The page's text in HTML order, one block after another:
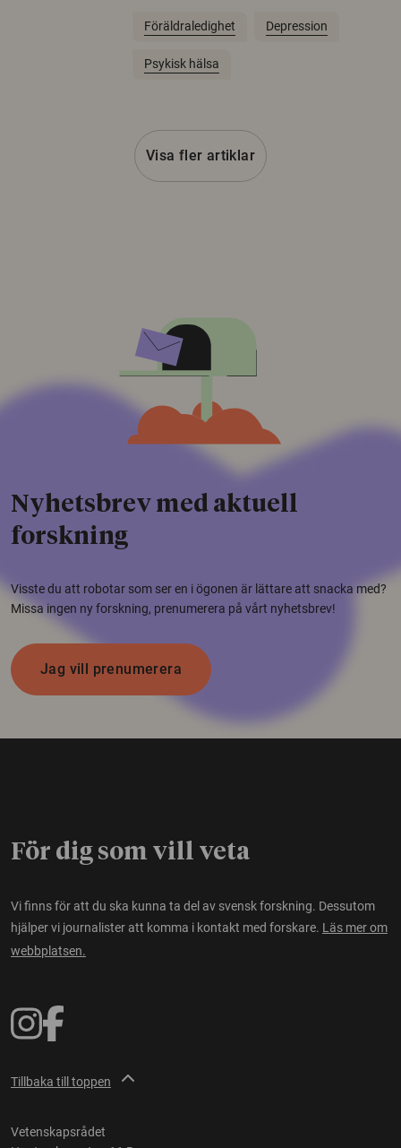
Föräldraledighet Depression
Psykisk hälsa
Visa fler artiklar
Nyhetsbrev med aktuell
forskning
Visste du att robotar som ser en i ögonen är lättare att snacka med?
Missa ingen ny forskning, prenumerera på vårt nyhetsbrev!
Jag vill prenumerera
För dig som vill veta
Vi finns för att du ska kunna ta del av svensk forskning. Dessutom
hjälper vi journalister att komma i kontakt med forskare. Läs mer om
webbplatsen.
Tillbaka till toppen
Vetenskapsrådet